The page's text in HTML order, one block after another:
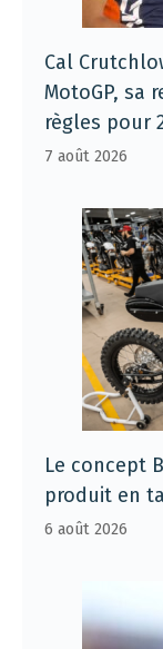
Cal
MotoGP, sa
règles pour
7 août 2026
Le concept
produit en
6 août 2026